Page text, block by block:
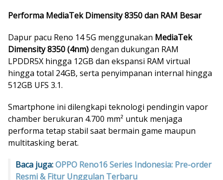
Performa MediaTek Dimensity 8350 dan RAM Besar
Dapur pacu Reno 14 5G menggunakan MediaTek
Dimensity 8350 (4nm)dengan dukungan RAM
LPDDR5X hingga 12GB dan ekspansi RAM virtual
hingga total 24GB, serta penyimpanan internal hingga
512GB UFS 3.1.
Smartphone ini dilengkapi teknologi pendingin vapor
chamber berukuran 4.700 mm² untuk menjaga
performa tetap stabil saat bermain game maupun
multitasking berat.
Baca juga:OPPO Reno16 Series Indonesia: Pre-order
Resmi & Fitur Unggulan Terbaru